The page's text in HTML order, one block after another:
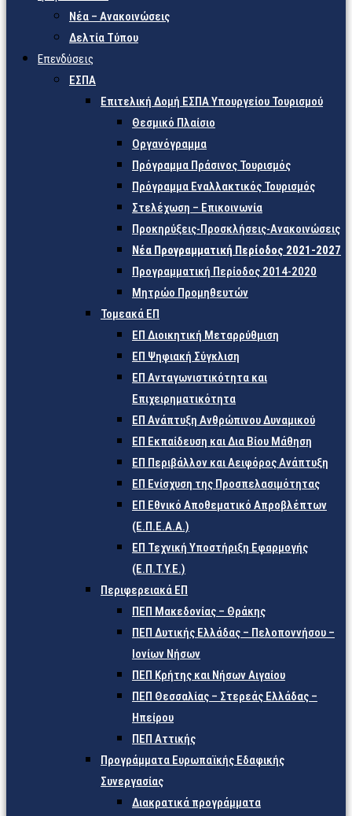
Νέα – Ανακοινώσεις
Δελτία Τύπου
Επενδύσεις
ΕΣΠΑ
Επιτελική Δομή ΕΣΠΑ Υπουργείου Τουρισμού
Θεσμικό Πλαίσιο
Οργανόγραμμα
Πρόγραμμα Πράσινος Τουρισμός
Πρόγραμμα Εναλλακτικός Τουρισμός
Στελέχωση – Επικοινωνία
Προκηρύξεις-Προσκλήσεις-Ανακοινώσεις
Νέα Προγραμματική Περίοδος 2021-2027
Προγραμματική Περίοδος 2014-2020
Μητρώο Προμηθευτών
Τομεακά ΕΠ
ΕΠ Διοικητική Μεταρρύθμιση
ΕΠ Ψηφιακή Σύγκλιση
ΕΠ Ανταγωνιστικότητα και
Επιχειρηματικότητα
ΕΠ Ανάπτυξη Ανθρώπινου Δυναμικού
ΕΠ Εκπαίδευση και Δια Βίου Μάθηση
ΕΠ Περιβάλλον και Αειφόρος Ανάπτυξη
ΕΠ Ενίσχυση της Προσπελασιμότητας
ΕΠ Εθνικό Αποθεματικό Απροβλέπτων
(Ε.Π.Ε.Α.Α.)
ΕΠ Τεχνική Υποστήριξη Εφαρμογής
(Ε.Π.Τ.Υ.Ε.)
Περιφερειακά ΕΠ
ΠΕΠ Μακεδονίας – Θράκης
ΠΕΠ Δυτικής Ελλάδας – Πελοποννήσου –
Ιονίων Νήσων
ΠΕΠ Κρήτης και Νήσων Αιγαίου
ΠΕΠ Θεσσαλίας – Στερεάς Ελλάδας –
Ηπείρου
ΠΕΠ Αττικής
Προγράμματα Ευρωπαϊκής Εδαφικής
Συνεργασίας
Διακρατικά προγράμματα